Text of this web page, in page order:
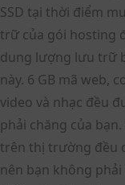
SSD tại thời điểm
trữ của gói hosting
dung lượng lưu trữ
này. 6 GB mã web,
video và nhạc đều
phải chăng của
trên thị trường đều
nên bạn không